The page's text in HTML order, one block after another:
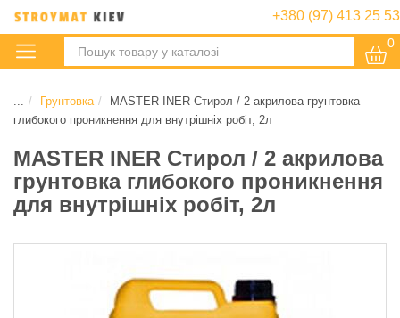
+380 (97) 413 25 53
0
Грунтовка
MASTER INER Стирол / 2 акрилова грунтовка
глибокого проникнення для внутрішніх робіт, 2л
MASTER INER Стирол / 2 акрилова
грунтовка глибокого проникнення
для внутрішніх робіт, 2л